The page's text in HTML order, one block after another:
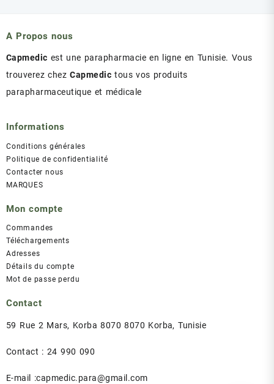
A Propos nous
Capmedic est une parapharmacie en ligne en Tunisie. Vous
trouverez chezCapmedic tous vos produits
parapharmaceutique et médicale
Informations
Conditions générales
Politique de confidentialité
Contacter nous
MARQUES
Mon compte
Commandes
Téléchargements
Adresses
Détails du compte
Mot de passe perdu
Contact
59 Rue 2 Mars, Korba 8070 8070 Korba, Tunisie
Contact : 24 990 090
E-mail :capmedic.para@gmail.com